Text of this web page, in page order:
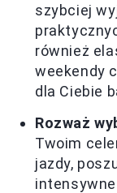
szybciej
również
weekendy
dla Ciebie
Rozważ
Twoim
jazdy,